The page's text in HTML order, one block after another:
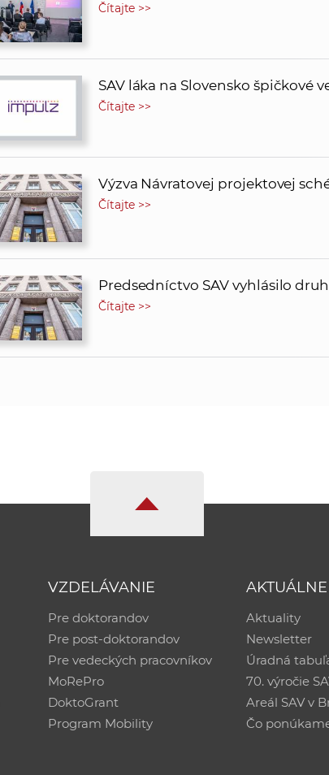
Čítajte >>
SAV láka na Slovensko špičkové
Čítajte >>
Výzva Návratovej projektovej
Čítajte >>
Predsedníctvo SAV vyhlásilo
Čítajte >>
VZDELÁVANIE
Pre doktorandov
Pre post-doktorandov
Pre vedeckých pracovníkov
MoRePro
DoktoGrant
Program Mobility
AKTUÁLNE
Aktuality
Newsletter
Úradná
70. výročie
Areál SAV v
Čo